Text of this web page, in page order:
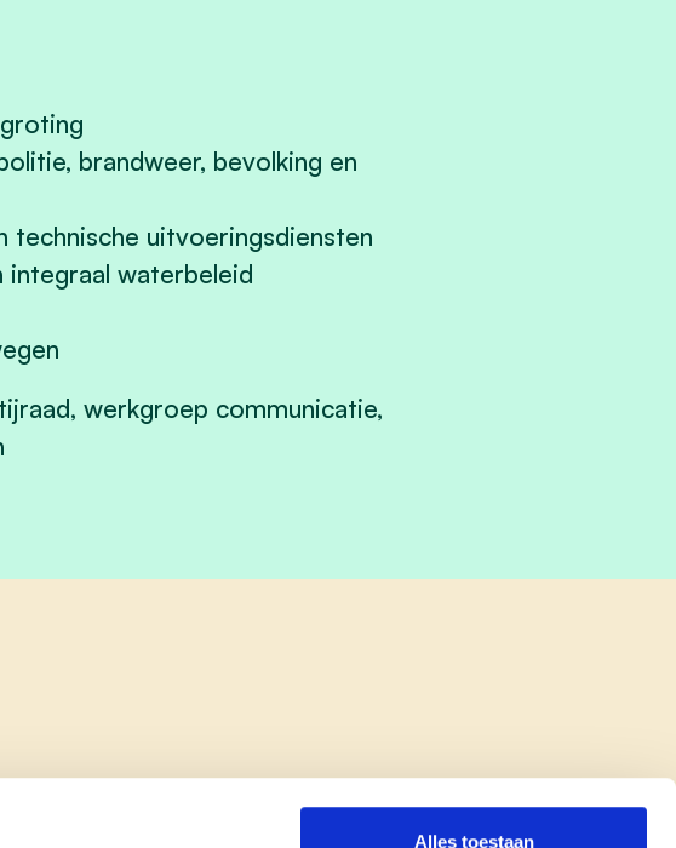
Alles toestaan
brandweer, bevolking en
technische uitvoeringsdiensten
integraal waterbeleid
werkgroep communicatie,